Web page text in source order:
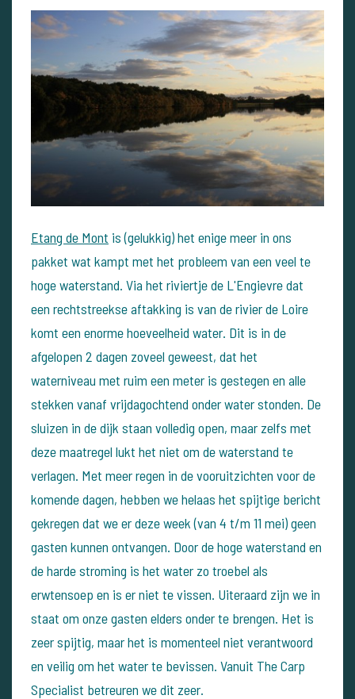
Etang de Mont is (gelukkig) het enige meer in ons
pakket wat kampt met het probleem van een veel te
hoge waterstand. Via het riviertje de L'Engievre dat
een rechtstreekse aftakking is van de rivier de Loire
komt een enorme hoeveelheid water. Dit is in de
afgelopen 2 dagen zoveel geweest, dat het
waterniveau met ruim een meter is gestegen en alle
stekken vanaf vrijdagochtend onder water stonden. De
sluizen in de dijk staan volledig open, maar zelfs met
deze maatregel lukt het niet om de waterstand te
verlagen. Met meer regen in de vooruitzichten voor de
komende dagen, hebben we helaas het spijtige bericht
gekregen dat we er deze week (van 4 t/m 11 mei) geen
gasten kunnen ontvangen. Door de hoge waterstand en
de harde stroming is het water zo troebel als
erwtensoep en is er niet te vissen. Uiteraard zijn we in
staat om onze gasten elders onder te brengen. Het is
zeer spijtig, maar het is momenteel niet verantwoord
en veilig om het water te bevissen. Vanuit The Carp
Specialist betreuren we dit zeer.